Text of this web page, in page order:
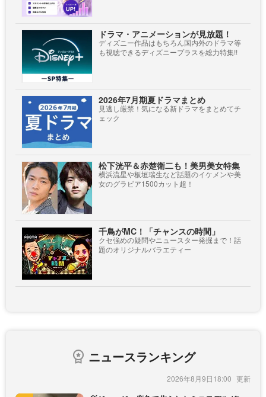
ドラマ・アニメーションが見放題！
ディズニー作品はもちろん国内外のドラマ等
も視聴できるディズニープラスを総力特集!!
2026年7月期夏ドラマまとめ
見逃し厳禁！気になる新ドラマをまとめてチ
ェック
松下洸平＆赤楚衛二も！美男美女特集
横浜流星や板垣瑞生など話題のイケメンや美
女のグラビア1500カット超！
千鳥がMC！「チャンスの時間」
クセ強めの疑問やニュースター発掘まで！話
題のオリジナルバラエティー
ニュースランキング
2026年8月9日18:00